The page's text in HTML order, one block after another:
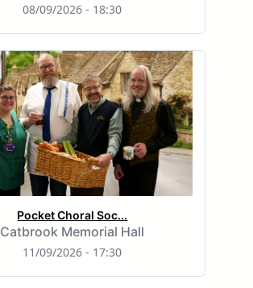
08/09/2026 - 18:30
Pocket Choral Soc...
Catbrook Memorial Hall
11/09/2026 - 17:30